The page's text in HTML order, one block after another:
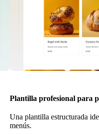
Plantilla profesional para
Una plantilla estructurada
menús.